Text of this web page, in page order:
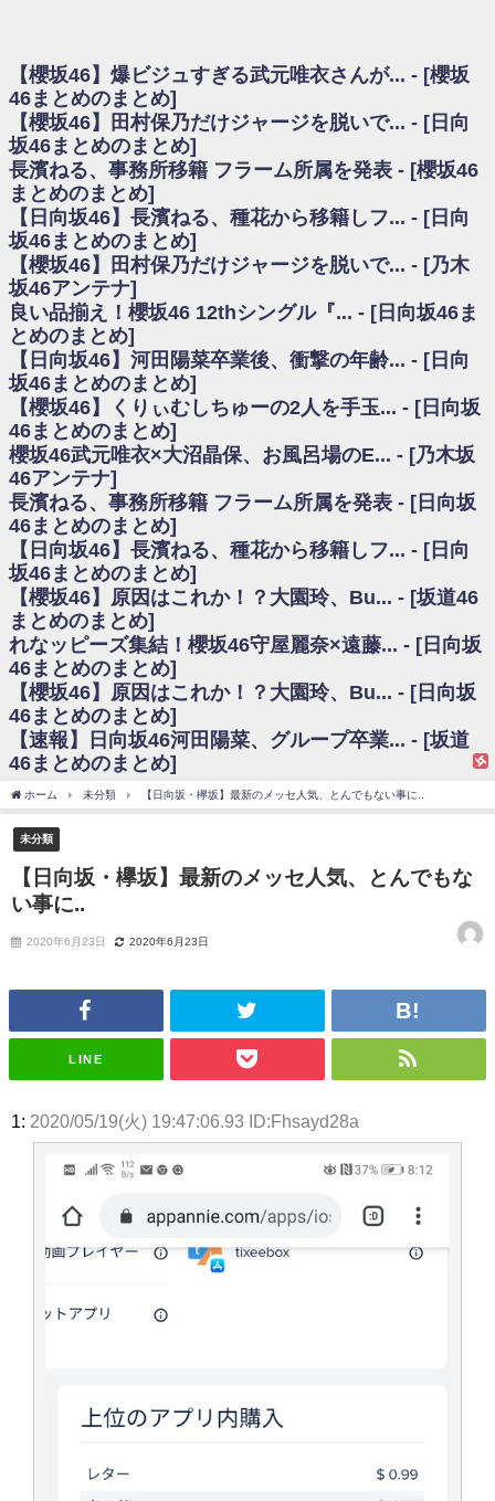
日向坂46まとめのまとめ / 【日向坂46】富田鈴花1st写真集、発売記念記者
会見の模様がこちら！
乃木坂欅坂まとめのまとめ / 【日向坂46】河田陽菜卒業の影響、ガチでデ
カそう...
欅坂あんてな ～欅坂46のニュース・情報・話題をピックアップ / れなッ
ピーズ集結！櫻坂46守屋麗奈×遠藤理子、8/6「ラヴィット！」水曜スタジオ出
演決定
欅坂/日向坂46まとめのまとめ / 【櫻坂46】田村保乃だけジャージを脱いで
いた理由
日向坂46まとめのまとめ / 【日向坂46】若林さん「笑えないぐらい師匠だ
から」佐々木久美と卒業後初の共演の様子がこちら！【激レアさん】
日向坂46まとめのまとめ / 【元日向坂46】情報解禁前で言えない！？丹生
ちゃん、メンバーと会った模様
乃木坂欅坂まとめのまとめ / 【日向坂46】この月、何かあるのか！？『お
願いバッハ！』ミーグリ日程がこちら
欅坂/日向坂46まとめのまとめ / 【櫻坂46】ミーグリで喧嘩！？山下瞳月、
これはマジギレしてる
乃木坂46アンテナ / 【櫻坂46】ハリソン守屋「ゆーづのせいです」【ラヴ
ィット!】
乃木坂あんてな ～乃木坂46・欅坂46・日向坂46のニュース・情報・話題
をピックアップ / 良い品揃え！櫻坂46 12thシングル『Make or Break』オフィ
シャルグッズ絶賛販売受付中
日向坂46まとめのまとめ / 【日向坂46】この月、何かあるのか！？『お願
いバッハ！』ミーグリ日程がこちら
日向坂46まとめのまとめ / 【元日向坂46】この卒業生、めちゃくちゃテレ
ビで見かけるな
欅坂/日向坂46まとめのまとめ / 【櫻坂46】リアルミーグリであの販売も！
『Make or Break』オフィシャルグッズ解禁
乃木坂46アンテナ / 【櫻坂46】ミーグリで喧嘩！？山下瞳月、これはマジ
ギレしてる
乃木坂あんてな ～乃木坂46・欅坂46・日向坂46のニュース・情報・話題
をピックアップ / れなッピーズ集結！櫻坂46守屋麗奈×遠藤理子、8/6「ラヴィ
ット！」水曜スタジオ出演決定
日向坂46まとめのまとめ / 【日向坂46】富田鈴花、次の事務所が決まって
そう！？
日向坂46まとめのまとめ / 【日向坂46】富田鈴花、次の事務所が決まって
そう！？
ハ！』ミーグリ日程がこちら
乃木坂あんてな ～乃木坂46・欅坂46・日向坂46のニュース・情報・話題
をピックアップ / 日向坂46卒業後初共演！佐々木久美さん、師匠オードリー若
林さんと再会した結果･･･【激レアさんを連れてきた。】
欅坂46/日向坂46まとめのまとめ / 『anan』の表紙の櫻坂46さん、多様性
の時代だと話題に
wwwwwwwwwwww
日向坂46まとめのまとめ / 筒井あやめ、アレをチラリ。こういう偶然の方
日向坂46まとめのまとめ / 【日向坂46】富田鈴花1st写真集の先行カット、
花考案グッズ＆生写真5種が公開される
信！【2022.3.22 17:15〜 SHOWROOM】
アイドル – ぷぅアンテナ / 【乃木坂46】井上和の『なぎおはぎ』って こん
ぺいとう×いちごみるく×マヨラー星人 と同じと考えてよろしいですか？
ーン.gif
かけまくったうちの息子が団地住みの貧乏に学歴で負けた」
【櫻坂46】爆ビジュすぎる武元唯衣さんが... - [櫻坂
46まとめのまとめ]
【櫻坂46】田村保乃だけジャージを脱いで... - [日向
坂46まとめのまとめ]
長濱ねる、事務所移籍 フラーム所属を発表 - [櫻坂46
まとめのまとめ]
【日向坂46】長濱ねる、種花から移籍しフ... - [日向
坂46まとめのまとめ]
【櫻坂46】田村保乃だけジャージを脱いで... - [乃木
坂46アンテナ]
良い品揃え！櫻坂46 12thシングル『... - [日向坂46ま
とめのまとめ]
【日向坂46】河田陽菜卒業後、衝撃の年齢... - [日向
坂46まとめのまとめ]
【櫻坂46】くりぃむしちゅーの2人を手玉... - [日向坂
46まとめのまとめ]
櫻坂46武元唯衣×大沼晶保、お風呂場のE... - [乃木坂
46アンテナ]
長濱ねる、事務所移籍 フラーム所属を発表 - [日向坂
46まとめのまとめ]
【日向坂46】長濱ねる、種花から移籍しフ... - [日向
坂46まとめのまとめ]
【櫻坂46】原因はこれか！？大園玲、Bu... - [坂道46
まとめのまとめ]
れなッピーズ集結！櫻坂46守屋麗奈×遠藤... - [日向坂
46まとめのまとめ]
【櫻坂46】原因はこれか！？大園玲、Bu... - [日向坂
46まとめのまとめ]
【速報】日向坂46河田陽菜、グループ卒業... - [坂道
46まとめのまとめ]
ホーム 未分類 【日向坂・欅坂】最新のメッセ人気、とんでもない事に..
未分類
【日向坂・欅坂】最新のメッセ人気、とんでもな
い事に..
2020年6月23日 2020年6月23日
LINE
1: 2020/05/19(火) 19:47:06.93 ID:Fhsayd28a